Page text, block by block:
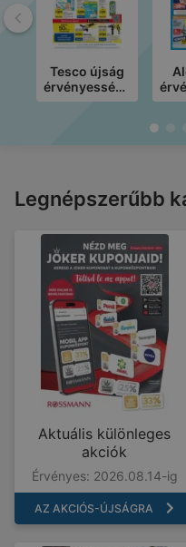
Vissza
Tesco újság
érvényessége
2026.08.12-ig
Legnépszerűbb
Aktuális különleges
akciók
Érvényes: 2026.08.14-ig
AZ AKCIÓS-ÚJSÁGRA